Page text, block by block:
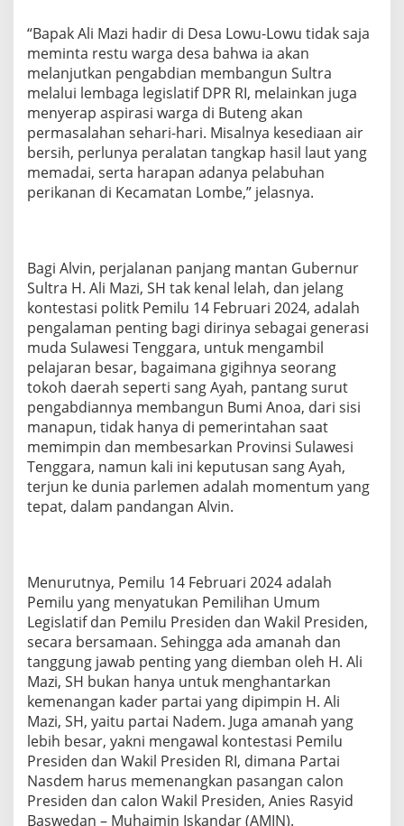
“Bapak Ali Mazi hadir di Desa Lowu-Lowu tidak saja
meminta restu warga desa bahwa ia akan
melanjutkan pengabdian membangun Sultra
melalui lembaga legislatif DPR RI, melainkan juga
menyerap aspirasi warga di Buteng akan
permasalahan sehari-hari. Misalnya kesediaan air
bersih, perlunya peralatan tangkap hasil laut yang
memadai, serta harapan adanya pelabuhan
perikanan di Kecamatan Lombe,” jelasnya.
Bagi Alvin, perjalanan panjang mantan Gubernur
Sultra H. Ali Mazi, SH tak kenal lelah, dan jelang
kontestasi politk Pemilu 14 Februari 2024, adalah
pengalaman penting bagi dirinya sebagai generasi
muda Sulawesi Tenggara, untuk mengambil
pelajaran besar, bagaimana gigihnya seorang
tokoh daerah seperti sang Ayah, pantang surut
pengabdiannya membangun Bumi Anoa, dari sisi
manapun, tidak hanya di pemerintahan saat
memimpin dan membesarkan Provinsi Sulawesi
Tenggara, namun kali ini keputusan sang Ayah,
terjun ke dunia parlemen adalah momentum yang
tepat, dalam pandangan Alvin.
Menurutnya, Pemilu 14 Februari 2024 adalah
Pemilu yang menyatukan Pemilihan Umum
Legislatif dan Pemilu Presiden dan Wakil Presiden,
secara bersamaan. Sehingga ada amanah dan
tanggung jawab penting yang diemban oleh H. Ali
Mazi, SH bukan hanya untuk menghantarkan
kemenangan kader partai yang dipimpin H. Ali
Mazi, SH, yaitu partai Nadem. Juga amanah yang
lebih besar, yakni mengawal kontestasi Pemilu
Presiden dan Wakil Presiden RI, dimana Partai
Nasdem harus memenangkan pasangan calon
Presiden dan calon Wakil Presiden, Anies Rasyid
Baswedan – Muhaimin Iskandar (AMIN).